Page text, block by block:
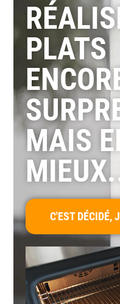
PLATS
MAIS
C'EST DÉCIDÉ,